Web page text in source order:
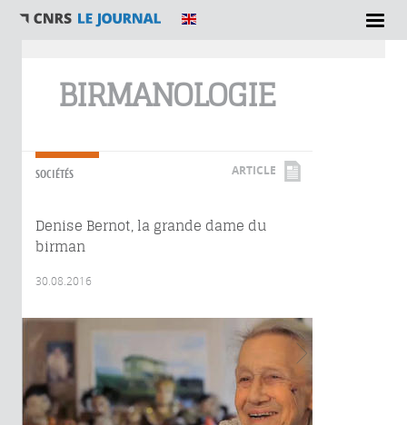
BIRMANOLOGIE
SOCIÉTÉS ARTICLE
Denise Bernot, la grande dame du
birman
30.08.2016